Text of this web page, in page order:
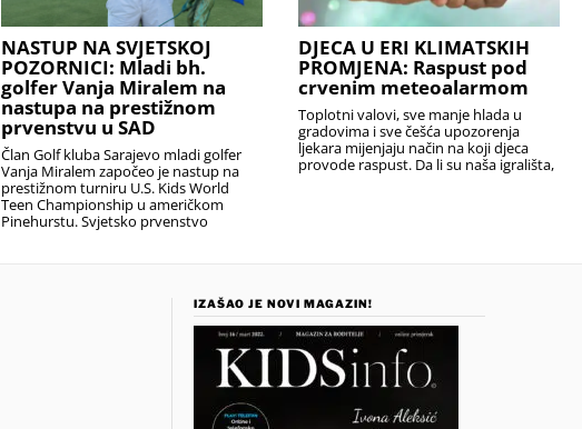
NASTUP NA SVJETSKOJ
POZORNICI: Mladi bh.
golfer Vanja Miralem na
nastupa na prestižnom
prvenstvu u SAD
Član Golf kluba Sarajevo mladi golfer
Vanja Miralem započeo je nastup na
prestižnom turniru U.S. Kids World
Teen Championship u američkom
Pinehurstu. Svjetsko prvenstvo
DJECA U ERI KLIMATSKIH
PROMJENA: Raspust pod
crvenim meteoalarmom
Toplotni valovi, sve manje hlada u
gradovima i sve češća upozorenja
ljekara mijenjaju način na koji djeca
provode raspust. Da li su naša igrališta,
IZAŠAO JE NOVI MAGAZIN!